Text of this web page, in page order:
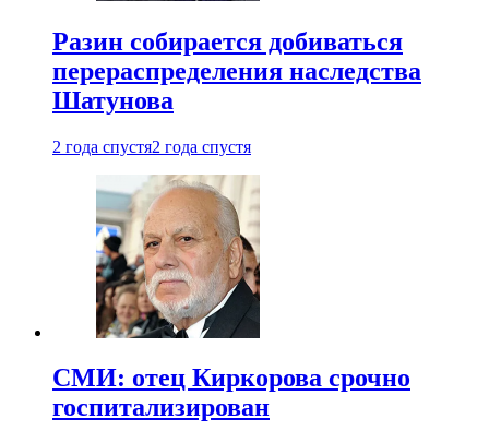
Разин собирается добиваться
перераспределения наследства
Шатунова
2 года спустя2 года спустя
СМИ: отец Киркорова срочно
госпитализирован